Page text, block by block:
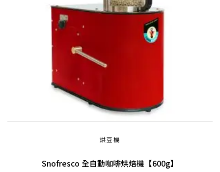
烘豆機
Snofresco 全自動咖啡烘焙機【600g】